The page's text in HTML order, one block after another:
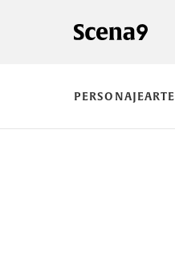
PERSONAJEARTE